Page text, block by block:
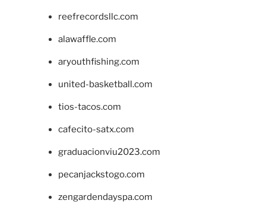
reefrecordsllc.com
alawaffle.com
aryouthfishing.com
united-basketball.com
tios-tacos.com
cafecito-satx.com
graduacionviu2023.com
pecanjackstogo.com
zengardendayspa.com